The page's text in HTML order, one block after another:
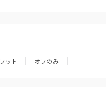
フット オフのみ